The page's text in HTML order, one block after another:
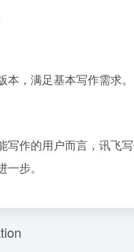
本，满足基本写作需求
写作的用户而言，讯飞
步。